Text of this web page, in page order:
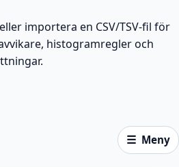
Meny
importera en CSV/TSV-fil för
histogramregler och